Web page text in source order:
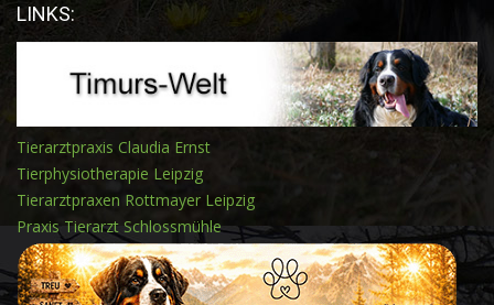
LINKS:
Tierarztpraxis Claudia Ernst
Tierphysiotherapie Leipzig
Tierarztpraxen Rottmayer Leipzig
Praxis Tierarzt Schlossmühle